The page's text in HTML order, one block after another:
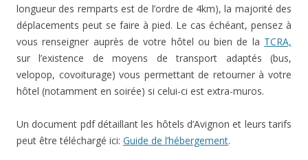
longueur des remparts est de l’ordre de 4km), la majorité des
déplacements peut se faire à pied. Le cas échéant, pensez à
vous renseigner auprès de votre hôtel ou bien de la TCRA,
sur l’existence de moyens de transport adaptés (bus,
velopop, covoiturage) vous permettant de retourner à votre
hôtel (notamment en soirée) si celui-ci est extra-muros.
Un document pdf détaillant les hôtels d’Avignon et leurs tarifs
peut être téléchargé ici: Guide de l’hébergement.